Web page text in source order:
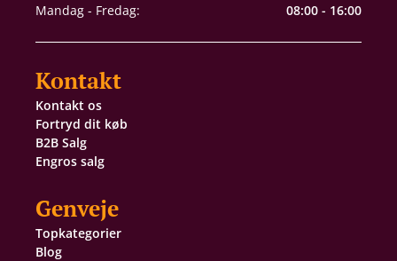
Mandag - Fredag: 08:00 - 16:00
Kontakt
Kontakt os
Fortryd dit køb
B2B Salg
Engros salg
Genveje
Topkategorier
Blog